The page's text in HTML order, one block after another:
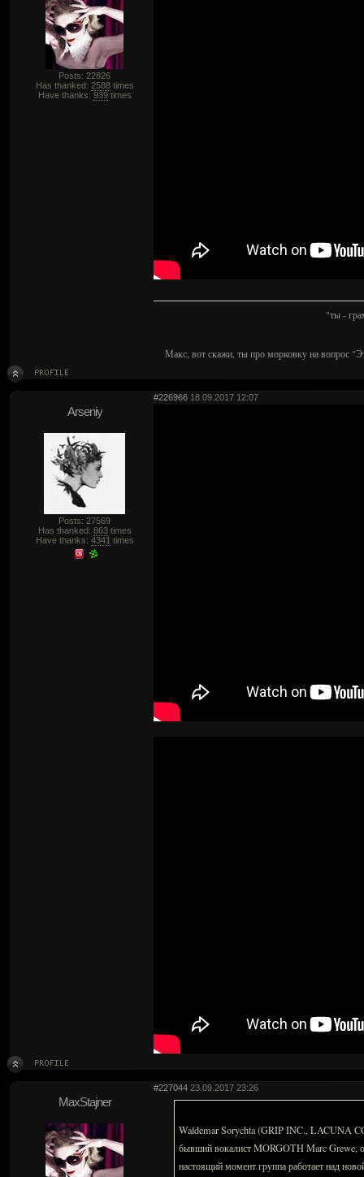
Posts: 22826
Has thanked: 2588times
Have thanks: 939times
"ты -
Макс, вот скажи, ты про морковку на вопрос
#226966 18.09.2017 12:07
Arseniy
Posts: 27569
Has thanked: 863times
Have thanks: 4341 times
#227044 23.09.2017 23:26
MaxStajner
Waldemar Sorychta (GRIP INC., LACUNA
бывший вокалист MORGOTH Marc Grewe,
настоящий момент группа работает над